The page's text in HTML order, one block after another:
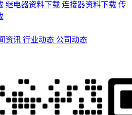
继电器资料下载 连接器资料下载 传
资讯 行业动态 公司动态